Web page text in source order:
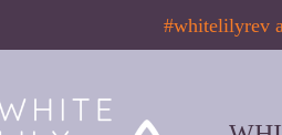
#whitelilyrev